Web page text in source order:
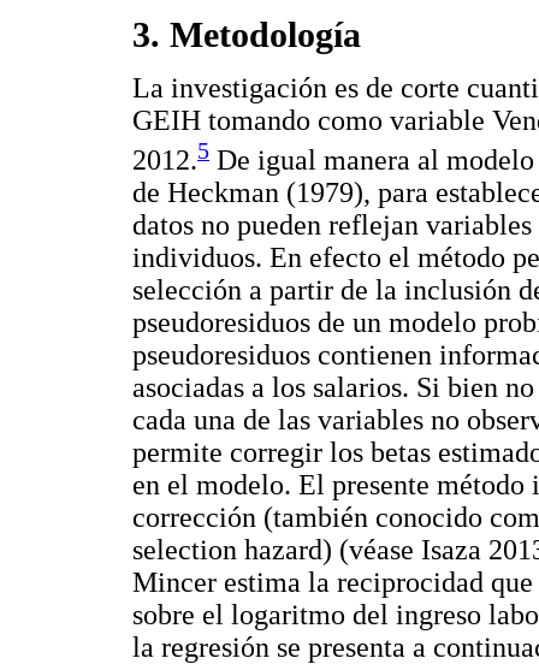
3. Metodología
La investigación es de corte
GEIH tomando como variable
2012.5 De igual manera al
de Heckman (1979), para
datos no pueden reflejan
individuos. En efecto el método
selección a partir de la inclusión
pseudoresiduos de un modelo
pseudoresiduos contienen
asociadas a los salarios. Si bien
cada una de las variables no
permite corregir los betas
en el modelo. El presente
corrección (también conocido
selection hazard) (véase Isaza
Mincer estima la reciprocidad
sobre el logaritmo del ingreso
la regresión se presenta a